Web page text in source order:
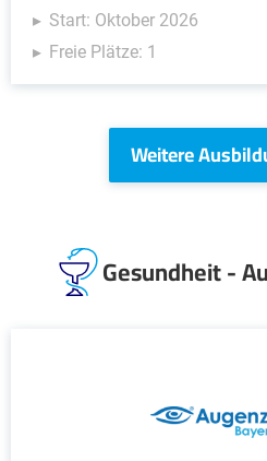
Start: Oktober 2026
Freie Plätze: 1
Weitere
Gesundheit -